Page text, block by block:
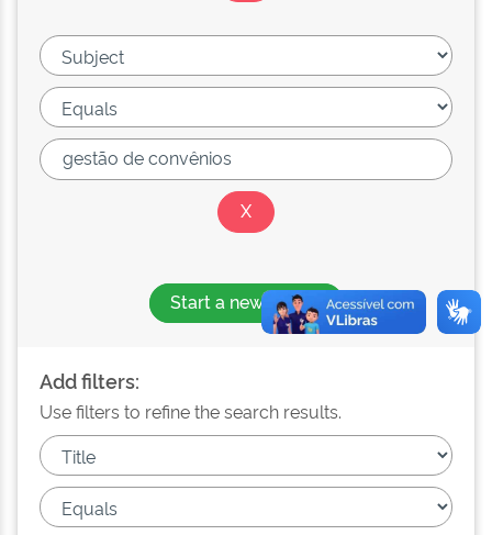
Start a new search
Add filters:
Use filters to refine the search results.